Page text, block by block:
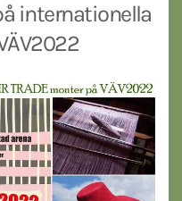
internationella